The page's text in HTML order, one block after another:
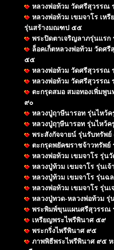
หลวงพ่อท้วม วัดศรีสุวรรณ
หลวงพ่อท้วม เขมจาโร เห
รุ่นสร้างมณฑป ๕๕
พระปิดตาเจริญลาภรุ่นแร
ล็อคเก็ตหลวงพ่อท้วม วัดศ
๕๕
หลวงพ่อท้วม วัดศรีสุวรรณ
หลวงพ่อท้วม วัดศรีสุวรรณ
ตะกรุดสมอ สมอทองเพิ่มพู
๙๐
หลวงปู่ฤาษีนารอท รุ่นไหว้
หลวงปู่ฤๅษีนารอท รุ่นไหว้
พระสังกัจจายน์ รุ่นรับทรัพย์
ตะกรุดพยัคฆราชจ้าวทรัพย์
หลวงพ่อท้วม เขมจาโร รุ่น
หลวงปู่ท้วม เขมจาโร รุ่นเจ้
หลวงปู่ท้วม เขมจาโร รุ่นฉ
หลวงพ่อท้วม เขมจาโร รุ่น
หลวงปู่ทวด-หลวงพ่อท้วม รุ่
พระพิมพ์ขุนแผนศรีสุวรรณ
เหรียญพระไพรีพินาศ ๕๙
พระกริ่งไพรีพินาศ ๙๕
ภาพพิธีพระไพรีพินาศ ๙๕ ห